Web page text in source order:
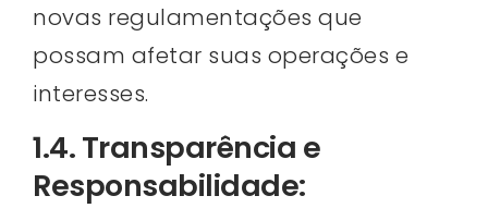
novas regulamentações que
possam afetar suas operações e
interesses.
1.4. Transparência e
Responsabilidade: